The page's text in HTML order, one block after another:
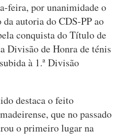
feira, por unanimidade o
autoria do CDS-PP ao
conquista do Título de
Divisão de Honra de ténis
à 1.ª Divisão
destaca o feito
que no passado
o primeiro lugar na